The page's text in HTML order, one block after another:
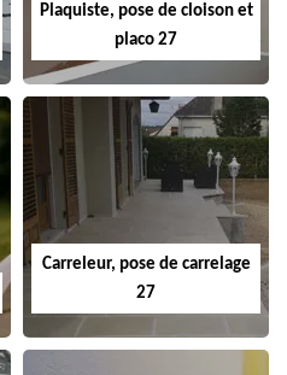
Plaquiste, pose de cloison et
placo 27
Carreleur, pose de carrelage
27